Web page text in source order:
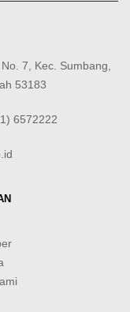
7, Kec. Sumbang,
53183
6572222